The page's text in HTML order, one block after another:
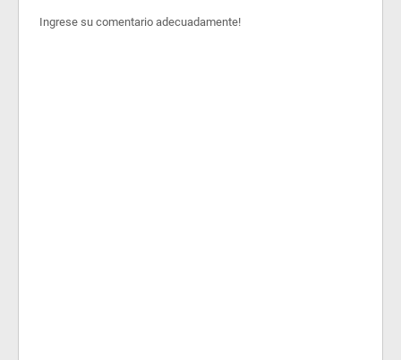
Ingrese su comentario adecuadamente!